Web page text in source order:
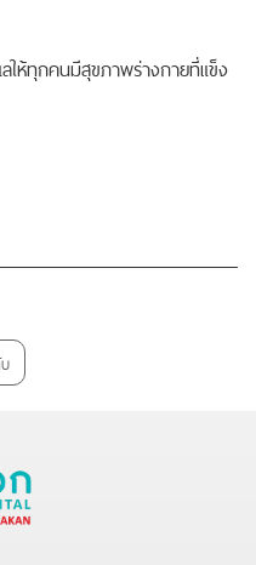
ให้ทุกคนมีสุขภาพร่างกายที่แข็ง